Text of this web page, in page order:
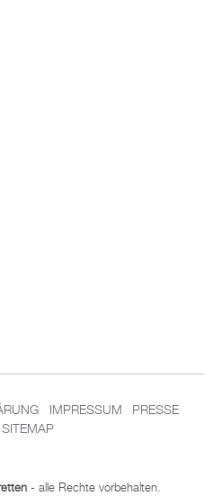
IMPRESSUM
PRESSE
SITEMAP
- alle Rechte vorbehalten.